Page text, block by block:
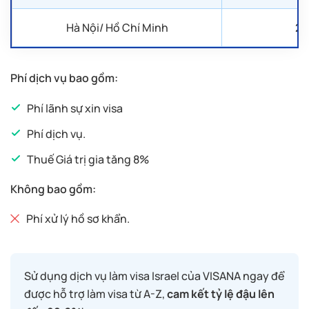
Hà Nội/ Hồ Chí Minh 2
Phí dịch vụ bao gồm:
Phí lãnh sự xin visa
Phí dịch vụ.
Thuế Giá trị gia tăng 8%
Không bao gồm:
Phí xử lý hồ sơ khẩn.
Sử dụng dịch vụ làm visa Israel của VISANA ngay để
được hỗ trợ làm visa từ A-Z,cam kết tỷ lệ đậu lên